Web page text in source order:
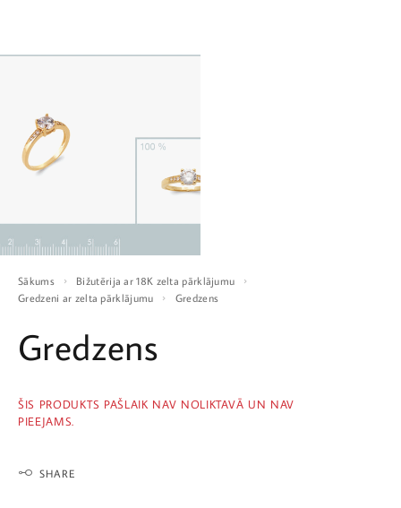
Sākums
Bižutērija ar 18K zelta pārklājumu
Gredzeni ar zelta pārklājumu
Gredzens
Gredzens
ŠIS PRODUKTS PAŠLAIK NAV NOLIKTAVĀ UN NAV
PIEEJAMS.
SHARE